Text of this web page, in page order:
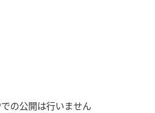
の公開は行いません